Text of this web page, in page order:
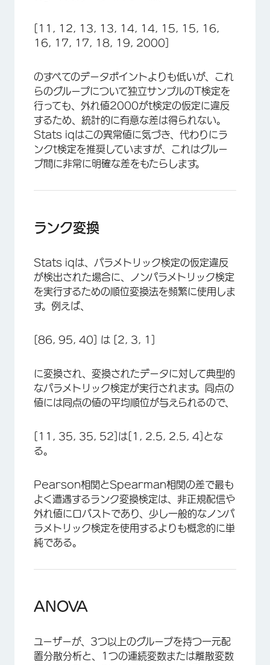
[11, 12, 13, 13, 14, 14, 15, 15, 16,
16, 17, 17, 18, 19, 2000]
のすべてのデータポイントよりも低いが、これ
らのグループについて独立サンプルのT検定を
行っても、外れ値2000がt検定の仮定に違反
するため、統計的に有意な差は得られない。
Stats iqはこの異常値に気づき、代わりにラ
ンクt検定を推奨していますが、これはグルー
プ間に非常に明確な差をもたらします。
ランク変換
Stats iqは、パラメトリック検定の仮定違反
が検出された場合に、ノンパラメトリック検定
を実行するための順位変換法を頻繁に使用しま
す。例えば、
[86, 95, 40] は [2, 3, 1]
に変換され、変換されたデータに対して典型的
なパラメトリック検定が実行されます。同点の
値には同点の値の平均順位が与えられるので、
[11, 35, 35, 52]は[1, 2.5, 2.5, 4]とな
る。
Pearson相関とSpearman相関の差で最も
よく遭遇するランク変換検定は、非正規配信や
外れ値にロバストであり、少し一般的なノンパ
ラメトリック検定を使用するよりも概念的に単
純である。
ANOVA
ユーザーが、3つ以上のグループを持つ一元配
置分散分析と、1つの連続変数または離散変数